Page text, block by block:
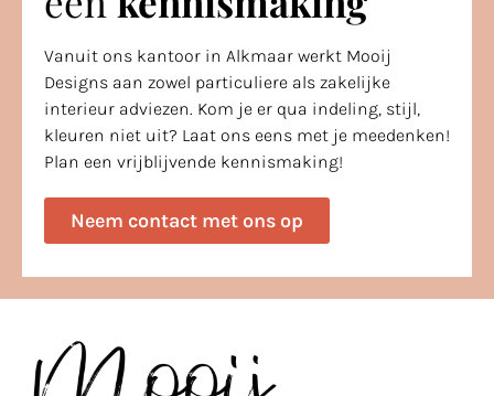
Vanuit ons kantoor in Alkmaar werkt Mooij
Designs aan zowel particuliere als zakelijke
interieur adviezen. Kom je er qua indeling, stijl,
kleuren niet uit? Laat ons eens met je meedenken!
Plan een vrijblijvende kennismaking!
Neem contact met ons op